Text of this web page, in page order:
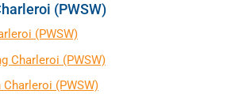
(PWSW)
(PWSW)
Charleroi (PWSW)
(PWSW)